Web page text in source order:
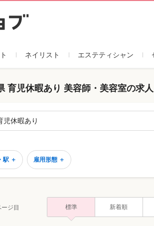
ネイリスト エステティシャン
育児休暇あり 美容師・美容室の求
児休暇あり
駅 ＋ 雇用形態 ＋
ージ目 標準 新着順